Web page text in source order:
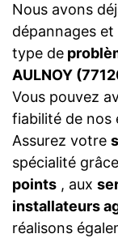
Nous avons
dépannages
type de
AULNOY
Vous pouvez
fiabilité de nos
Assurez votre
spécialité
points , aux
installateurs
réalisons